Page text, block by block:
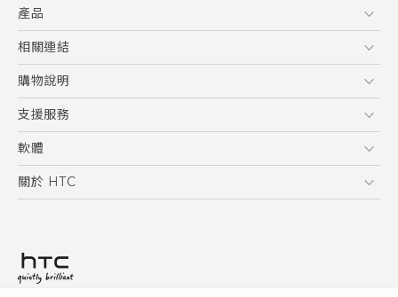
產品
5G
智慧型手機
配件
相關連結
HTC Research
購物說明
購物須知
訂單管理
付款方式
支援服務
到府收送維修服務
服務中心資訊
客戶服務佈告欄
軟體
應用程式
HTC Sync Manager
關於 HTC
投資人